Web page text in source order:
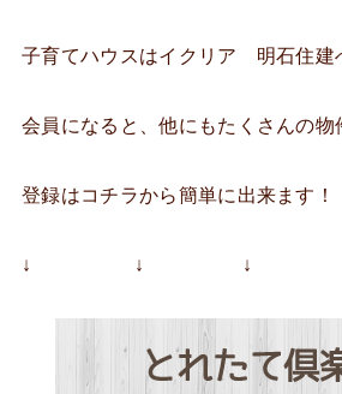
子育てハウスはイクリア 明石住建
会員になると、他にもたくさんの物
登録はコチラから簡単に出来ます！
↓ ↓ ↓